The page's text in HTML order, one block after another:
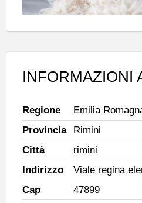
INFORMAZIONI
Regione
Emilia
Provincia
Rimini
Città
rimini
Indirizzo
Viale regina
Cap
47899